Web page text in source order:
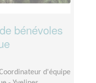
bénévoles
d'équipe